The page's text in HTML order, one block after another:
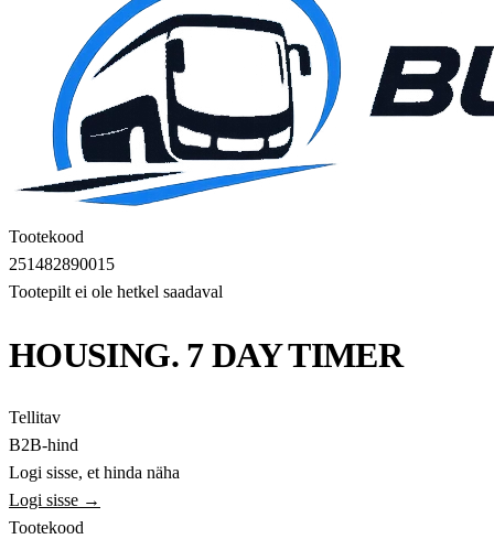
Tootekood
251482890015
Tootepilt ei ole hetkel saadaval
HOUSING. 7 DAY TIMER
Tellitav
B2B-hind
Logi sisse, et hinda näha
Logi sisse →
Tootekood